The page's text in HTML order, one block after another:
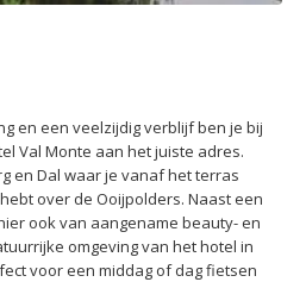
en een veelzijdig verblijf ben je bij
Val Monte aan het juiste adres.
en Dal waar je vanaf het terras
over de Ooijpolders. Naast een
ook van aangename beauty- en
omgeving van het hotel in
voor een middag of dag fietsen